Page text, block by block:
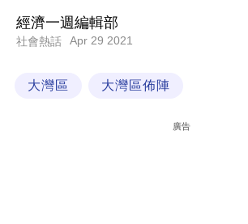
業
科
經濟一週編輯部
社會熱話 Apr 29 2021
大灣區 大灣區佈陣
廣告